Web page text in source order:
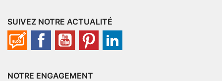
SUIVEZ NOTRE ACTUALITÉ
NOTRE ENGAGEMENT